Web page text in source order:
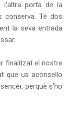
l'altra porta de la
conserva. Té dos
la seva entrada
finalitzat el nostre
que us aconsello
perquè s’ho